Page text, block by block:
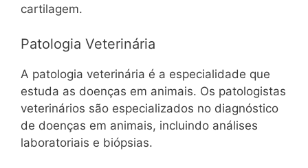
cartilagem.
Patologia Veterinária
A patologia veterinária é a especialidade que
estuda as doenças em animais. Os patologistas
veterinários são especializados no diagnóstico
de doenças em animais, incluindo análises
laboratoriais e biópsias.